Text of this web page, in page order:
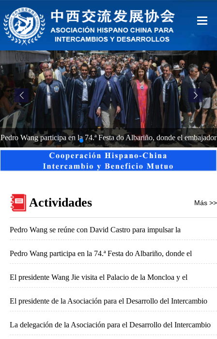
Inicio
Sobre Nosotros
Ventajas
Contacto
中文
Pedro Wang participa en la 74.ª Festa do Albariño, donde el embajador
Yao Jing fue investido Cabaleiro do Albariño
Más >>
Actividades
Pedro Wang se reúne con David Castro para impulsar la
cooperación entre O Salnés y China
Pedro Wang participa en la 74.ª Festa do Albariño, donde el
embajador Yao Jing fue investido Cabaleiro do Albariño
El presidente Wang Jie visita el Palacio de la Moncloa y el
Congreso de los Diputados
El presidente de la Asociación para el Desarrollo del Intercambio
China-España, Wang Jie, acompaña a una delegación institucional
La delegación de la Asociación para el Desarrollo del Intercambio